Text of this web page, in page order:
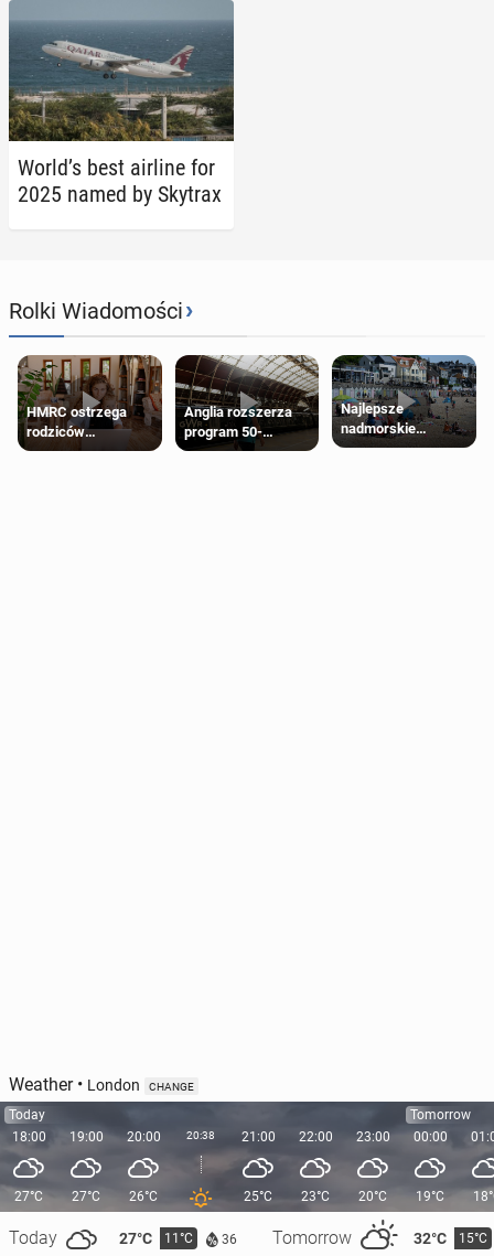
World’s best airline for
2025 named by Skytrax
Rolki Wiadomości›
HMRC ostrzega
rodziców
pobierających Child
Anglia rozszerza
program 50-
procentowych
Najlepsze
nadmorskie
miasteczko blisko
Weather• London CHANGE
Today
18:00
27°C
Today 27°C 11°C 36 Tomorrow 32°C 15°C
19:00
27°C
20:00
26°C
20:38 21:00
25°C
22:00
23°C
23:00
20°C
Tomorrow
00:00
19°C